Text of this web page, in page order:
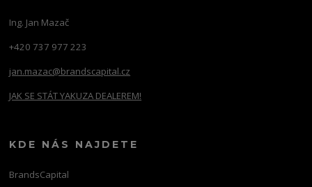
Ing. Jan Mazač
+420 737 977 223
jan.mazac@brandscapital.cz
JAK SE STÁT YAKUZA DEALEREM!
KDE NÁS NAJDETE
BrandsCapital